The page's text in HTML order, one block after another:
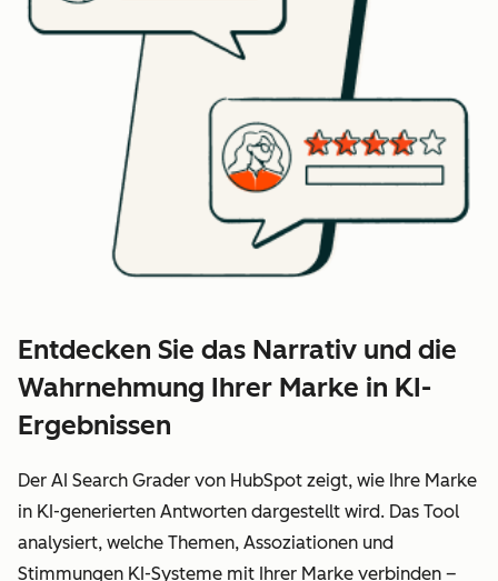
Entdecken Sie das Narrativ und die
Wahrnehmung Ihrer Marke in KI-
Ergebnissen
Der AI Search Grader von HubSpot zeigt, wie Ihre Marke
in KI-generierten Antworten dargestellt wird. Das Tool
analysiert, welche Themen, Assoziationen und
Stimmungen KI-Systeme mit Ihrer Marke verbinden –